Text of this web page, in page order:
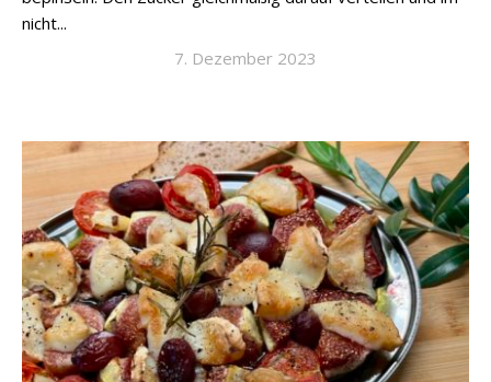
nicht...
7. Dezember 2023